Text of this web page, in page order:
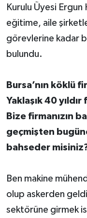
Kurulu Üyesi Ergun
eğitime, aile
görevlerine kadar
bulundu.
Bursa’nın köklü
Yaklaşık 40
Bize firmanızın
geçmişten
bahseder
Ben makine
olup askerden
sektörüne girmek